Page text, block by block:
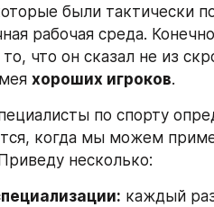
были тактически
рабочая среда.
то, что он сказал не из
хороших игроков.
по спорту
когда мы можем
несколько:
каждый